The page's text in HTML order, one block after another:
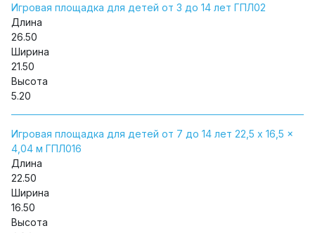
Игровая площадка для детей от 3 до 14 лет ГПЛ02
Длина
26.50
Ширина
21.50
Высота
5.20
Игровая площадка для детей от 7 до 14 лет 22,5 x 16,5 x
4,04 м ГПЛ016
Длина
22.50
Ширина
16.50
Высота